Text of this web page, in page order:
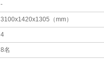
-
3100x1420x1305（mm）
4
8名